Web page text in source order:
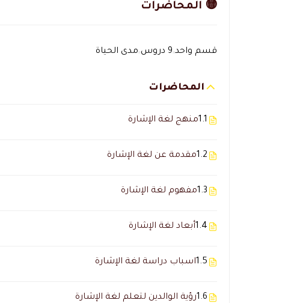
🟡 المحاضرات
قسم واحد 9 دروس مدى الحياة
المحاضرات
1.1منهج لغة الإشارة
1.2مقدمة عن لغة الإشارة
1.3مفهوم لغة الإشارة
1.4أبعاد لغة الإشارة
1.5اسباب دراسة لغة الإشارة
1.6رؤية الوالدين لتعلم لغة الإشارة